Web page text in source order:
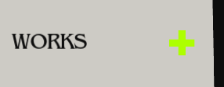
WORKS